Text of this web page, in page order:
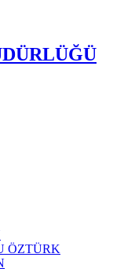
ÖZTÜRK